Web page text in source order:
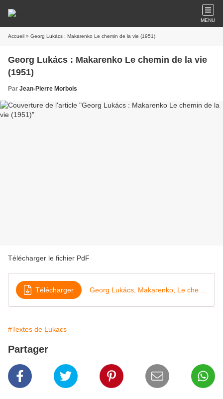
MENU
Accueil » Georg Lukács : Makarenko Le chemin de la vie (1951)
Georg Lukács : Makarenko Le chemin de la vie
(1951)
Par Jean-Pierre Morbois
Télécharger le fichier PdF
Télécharger
#Textes de Lukacs
Partager